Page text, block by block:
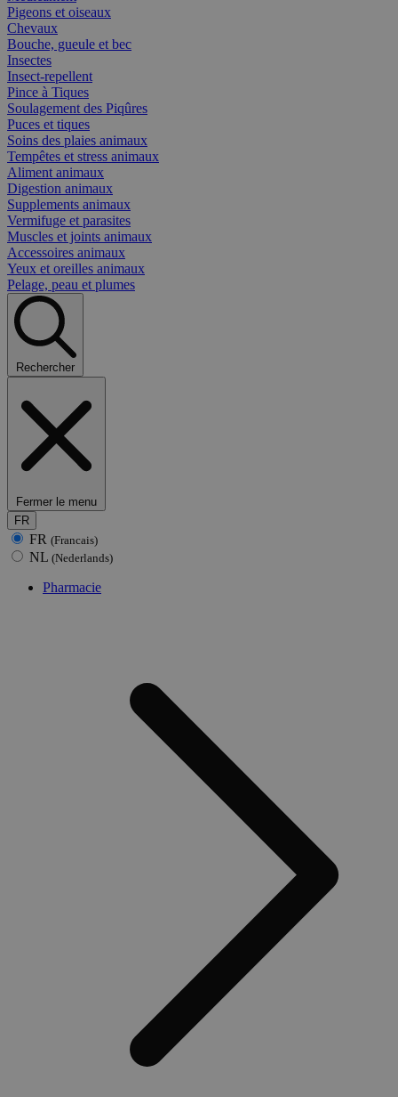
Pigeons et oiseaux
Chevaux
Bouche, gueule et bec
Insectes
Insect-repellent
Pince à Tiques
Soulagement des Piqûres
Puces et tiques
Soins des plaies animaux
Tempêtes et stress animaux
Aliment animaux
Digestion animaux
Supplements animaux
Vermifuge et parasites
Muscles et joints animaux
Accessoires animaux
Yeux et oreilles animaux
Pelage, peau et plumes
Rechercher
Fermer le menu
FR
FR (Francais)
NL (Nederlands)
Pharmacie